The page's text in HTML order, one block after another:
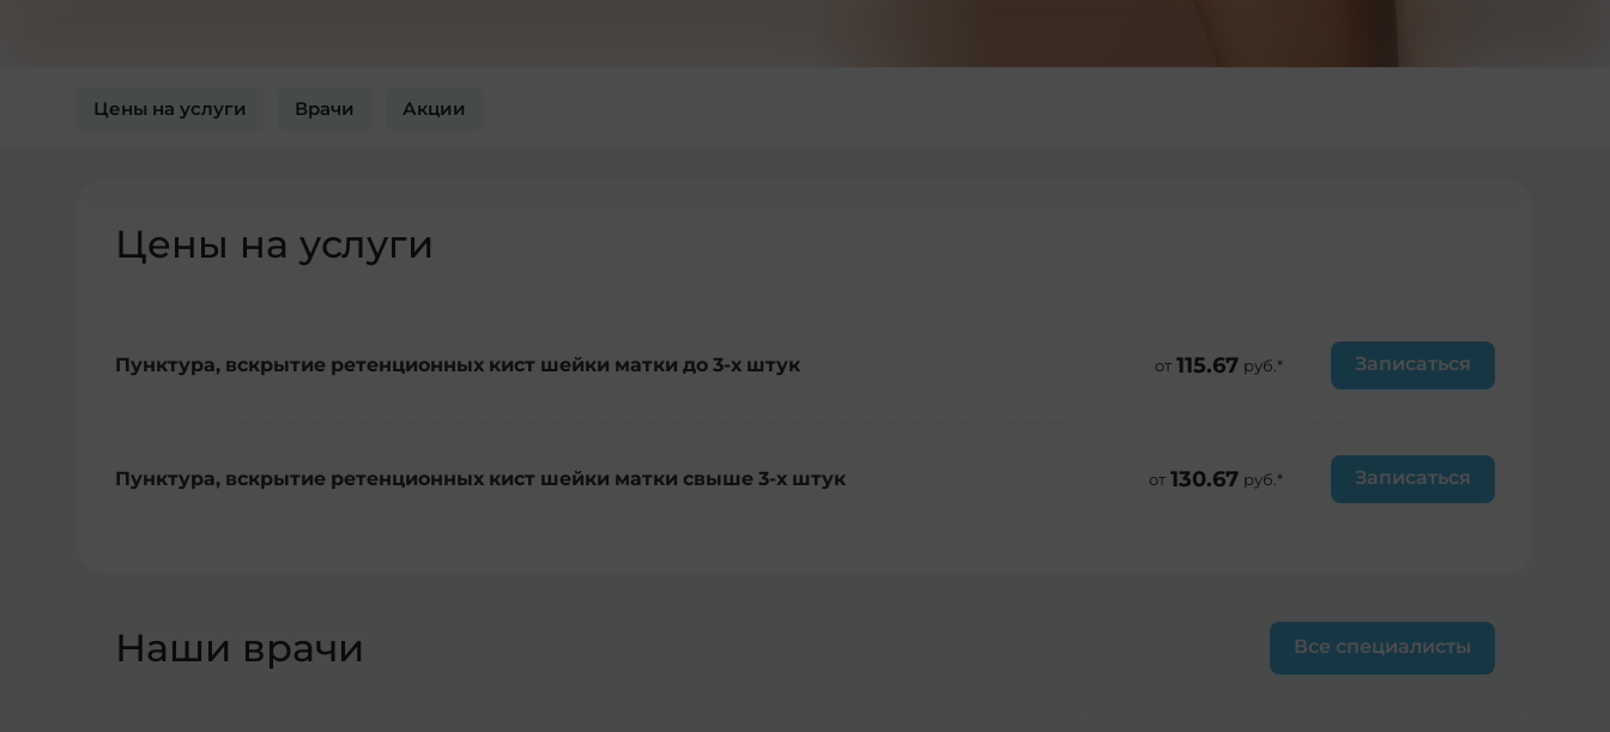
Цены на услуги Врачи Акции
Цены на услуги
Пунктура, вскрытие ретенционных кист шейки матки до 3-х штук от 115.67 руб.* Записаться
Пунктура, вскрытие ретенционных кист шейки матки свыше 3-х штук от 130.67 руб.* Записаться
Наши врачи Все специалисты